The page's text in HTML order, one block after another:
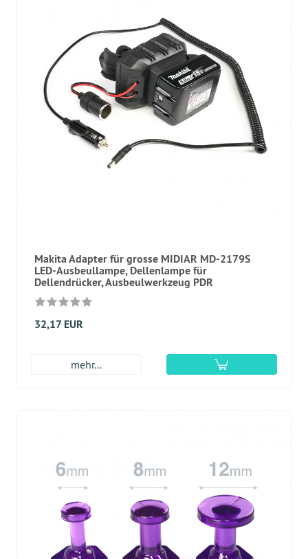
Makita Adapter für grosse MIDIAR MD-2179S
LED-Ausbeullampe, Dellenlampe für
Dellendrücker, Ausbeulwerkzeug PDR
32,17 EUR
mehr...